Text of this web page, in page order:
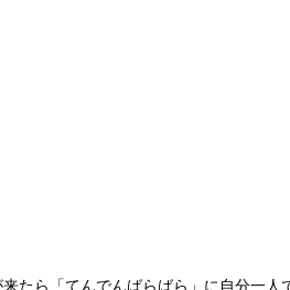
たら「てんでんばらばら」に自分一人